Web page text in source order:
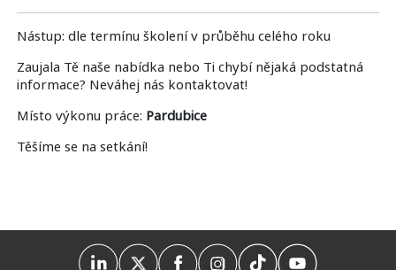
Nástup: dle termínu školení v průběhu celého roku
Zaujala Tě naše nabídka nebo Ti chybí nějaká podstatná
informace? Neváhej nás kontaktovat!
Místo výkonu práce: Pardubice
Těšíme se na setkání!